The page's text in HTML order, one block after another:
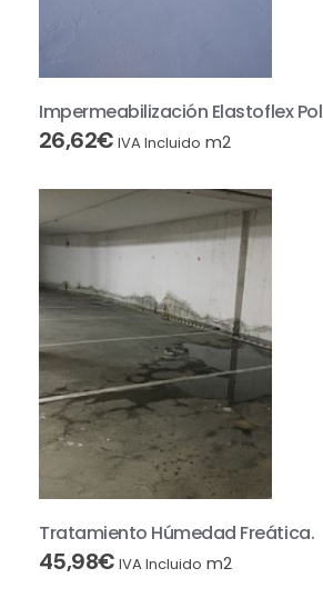
Impermeabilización Elastoflex Pol
26,62€ IVA Incluido m2
Tratamiento Húmedad Freática.
45,98€ IVA Incluido m2